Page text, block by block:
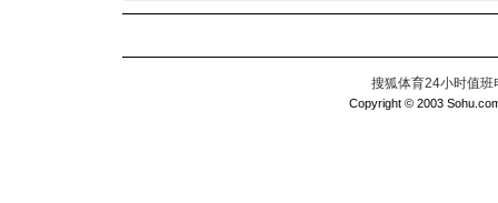
搜狐体育24小时值
Copyright © 2003